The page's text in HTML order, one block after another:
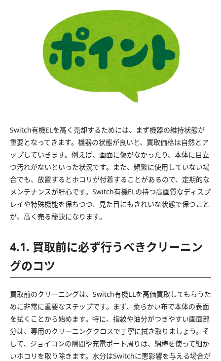
Switch有機ELを高く売却するためには、まず機器の維持状態が
重要となってきます。機器の状態が良いと、買取価格は自然とア
ップしていきます。例えば、画面に傷がなかったり、本体に目立
つ汚れがないといった状況です。また、頻繁に使用していない場
合でも、放置するとホコリが付着することがあるので、定期的な
メンテナンスが肝心です。Switch有機ELの持つ高画質なディスプ
レイや特殊機能を保ちつつ、見た目にもきれいな状態で保つこと
が、高く売る秘訣になります。
4.1. 買取前に必ず行うべきクリーニン
グのコツ
買取前のクリーニングは、Switch有機ELを高価買取してもらうた
めに非常に重要なステップです。まず、柔らかい布で本体の表面
を拭くことから始めます。特に、指紋や油分がつきやすい画面部
分は、専用のクリーニングクロスで丁寧に拭き取りましょう。そ
して、ジョイコンの隙間や充電ポート周りは、綿棒を使って細か
いホコリを取り除きます。水分はSwitchに悪影響を与える場合が